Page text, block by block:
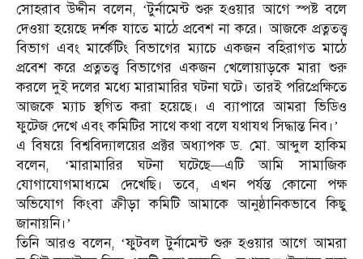
সোহরাব উদ্দীন বলেন, ‘টুর্নামেন্ট শুরু হওয়ার আগে স্পষ্ট বলে
দেওয়া হয়েছে দর্শক যাতে মাঠে প্রবেশ না করে। আজকে প্রত্নতত্ত্ব
বিভাগ এবং মার্কেটিং বিভাগের ম্যাচে একজন বহিরাগত মাঠে
প্রবেশ করে প্রত্নতত্ত্ব বিভাগের একজন খেলোয়াড়কে মারা শুরু
করলে দুই দলের মধ্যে মারামারির ঘটনা ঘটে। তারই পরিপ্রেক্ষিতে
আজকে ম্যাচ স্থগিত করা হয়েছে। এ ব্যাপারে আমরা ভিডিও
ফুটেজ দেখে এবং কমিটির সাথে কথা বলে যথাযথ সিদ্ধান্ত নিব।’
এ বিষয়ে বিশ্ববিদ্যালয়ের প্রক্টর অধ্যাপক ড. মো. আব্দুল হাকিম
বলেন, ‘মারামারির ঘটনা ঘটেছে—এটি আমি সামাজিক
যোগাযোগমাধ্যমে দেখেছি। তবে, এখন পর্যন্ত কোনো পক্ষ
অভিযোগ কিংবা ক্রীড়া কমিটি আমাকে আনুষ্ঠানিকভাবে কিছু
জানায়নি।’
তিনি আরও বলেন, ‘ফুটবল টুর্নামেন্ট শুরু হওয়ার আগে আমরা